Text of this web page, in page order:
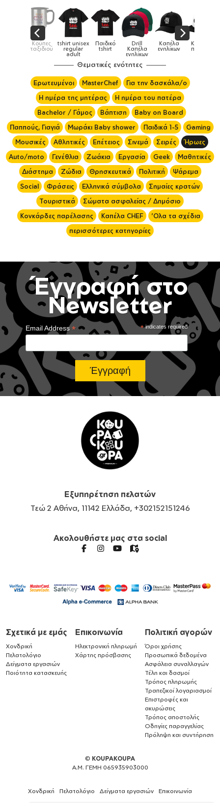
Παιδικό
tshirt
Drill
Καπέλα
ενηλίκων
Καπέλα
ενηλίκων
Καπέλα
παιδικά Κούπες Κούπες
ειδικές
Θεματικές ενότητες
Ερωτευμένοι MasterChef
Για την δασκάλα/ο
Η ημέρα της μητέρας
Η ημέρα του πατέρα
Bachelor / Γάμος
Βάπτιση
Baby on Board
Παππούς, Γιαγιά
Μωράκι Baby shower Παιδικά 1-5
Gaming
Μουσικές
Αθλητικές Επέτειος Σινεμά Σειρές
Ήρωες
Auto/moto
Γενέθλια Ζωάκια Εργασία Geek
Μαθητικές
Διάστημα
Ζώδια Θρησκευτικά Πολιτική
Ψάρεμα
Social
Φράσεις Ελληνικά σύμβολα
Σημαίες κρατών
Τουριστικά
Σώματα ασφαλείας / Δημόσιο
Κονκάρδες παρέλασης
Καπέλα CHEF
'Ολα τα σχέδια
περισσότερες κατηγορίες
Έγγραφή στο
Newsletter
*indicates required
Email Address*
Εξυπηρέτηση πελατών
Τεώ 2 Αθήνα, 11142 Ελλάδα, +302152151246
Ακολουθήστε μας στα social
Σχετικά με εμάς
Χονδρική
Πελατολόγιο
Δείγματα εργασιών
Ποιότητα κατασκευής
Επικοινωνία
Ηλεκτρονική πληρωμή
Χάρτης πρόσβασης
Πολιτική αγορών
Όροι χρήσης
Προσωπικά δεδομένα
Ασφάλεια συναλλαγών
Τέλη και δασμοί
Τρόπος πληρωμής
Τραπεζικοί λογαριασμοί
Επιστροφές και
ακυρώσεις
Τρόπος αποστολής
Οδηγίες παραγγελίας
Πρόληψη και συντήρηση
© KOUPAKOUPA
Α.Μ. ΓΕΜΗ 065935903000
Χονδρική Πελατολόγιο Δείγματα εργασιών Επικοινωνία